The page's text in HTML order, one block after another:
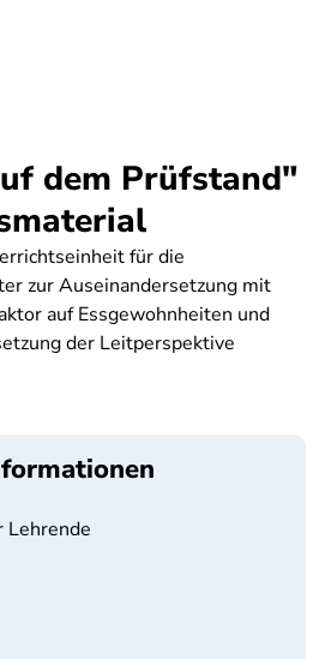
dem Prüfstand"
für die
zur Auseinandersetzung mit
auf Essgewohnheiten und
der Leitperspektive
Lehrende